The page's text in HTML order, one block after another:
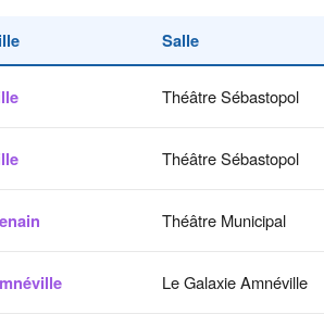
Salle
Théâtre Sébastopol
Théâtre Sébastopol
Théâtre Municipal
Le Galaxie Amnéville